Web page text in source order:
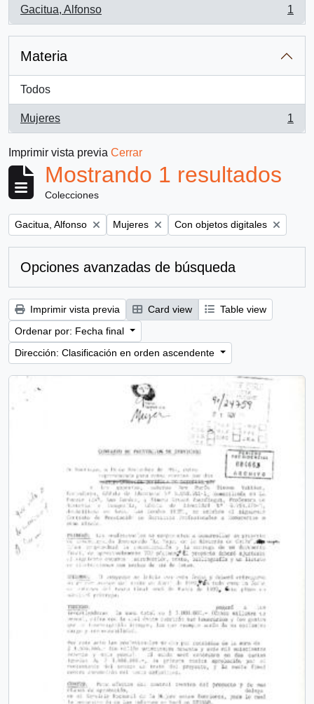
Gacitua, Alfonso
, 1 resultados
1
Materia
Todos
Mujeres
, 1 resultados
1
Imprimir vista previa Cerrar
Mostrando 1 resultados
Colecciones
Remove filter:
Gacitua, Alfonso Remove filter:
Mujeres Remove filter:
Con objetos digitales
Opciones avanzadas de búsqueda
Imprimir vista previa Card view
Table view
Ordenar por: Fecha final
Dirección: Clasificación en orden ascendente